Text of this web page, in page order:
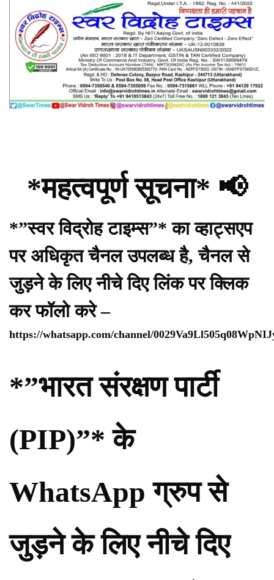
*महत्वपूर्ण सूचना* 📢
*”स्वर विद्रोह टाइम्स”* का व्हाट्सएप
पर अधिकृत चैनल उपलब्ध है, चैनल से
जुड़ने के लिए नीचे दिए लिंक पर क्लिक
कर फॉलो करे –
https://whatsapp.com/channel/
*”भारत संरक्षण पार्टी
(PIP)”* के
WhatsApp ग्रुप से
जुड़ने के लिए नीचे दिए